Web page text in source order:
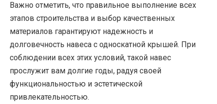
Важно отметить, что правильное выполнение всех
этапов строительства и выбор качественных
материалов гарантируют надежность и
долговечность навеса с односкатной крышей. При
соблюдении всех этих условий, такой навес
прослужит вам долгие годы, радуя своей
функциональностью и эстетической
привлекательностью.